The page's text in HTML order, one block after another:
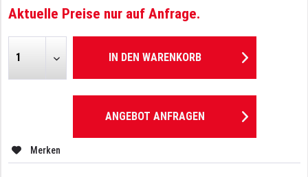
Aktuelle Preise nur auf Anfrage.
IN DEN WARENKORB
ANGEBOT ANFRAGEN
Merken